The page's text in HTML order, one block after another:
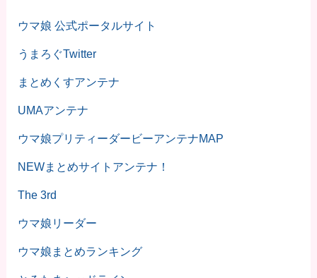
ウマ娘 公式ポータルサイト
うまろぐTwitter
まとめくすアンテナ
UMAアンテナ
ウマ娘プリティーダービーアンテナMAP
NEWまとめサイトアンテナ！
The 3rd
ウマ娘リーダー
ウマ娘まとめランキング